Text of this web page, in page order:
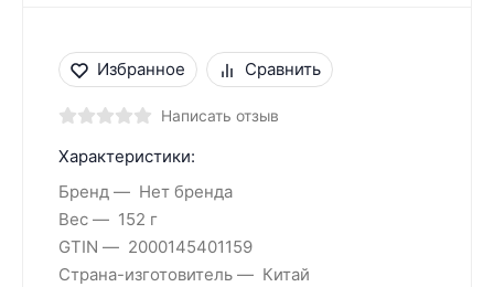
Избранное Сравнить
Написать отзыв
Характеристики:
Бренд
Нет бренда
Вес
152 г
GTIN
2000145401159
Страна-изготовитель
Китай